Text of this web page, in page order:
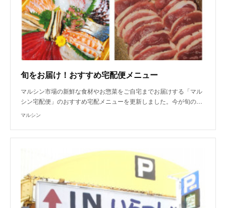
旬をお届け！おすすめ宅配便メニュー
マルシン市場の新鮮な食材やお惣菜をご自宅までお届けする「マル
シン宅配便」のおすすめ宅配メニューを更新しました。今が旬の…
マルシン